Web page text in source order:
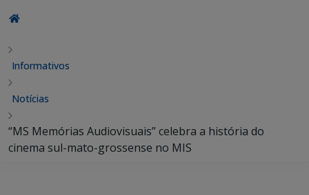
Informativos
Notícias
“MS Memórias Audiovisuais” celebra a história do
cinema sul-mato-grossense no MIS